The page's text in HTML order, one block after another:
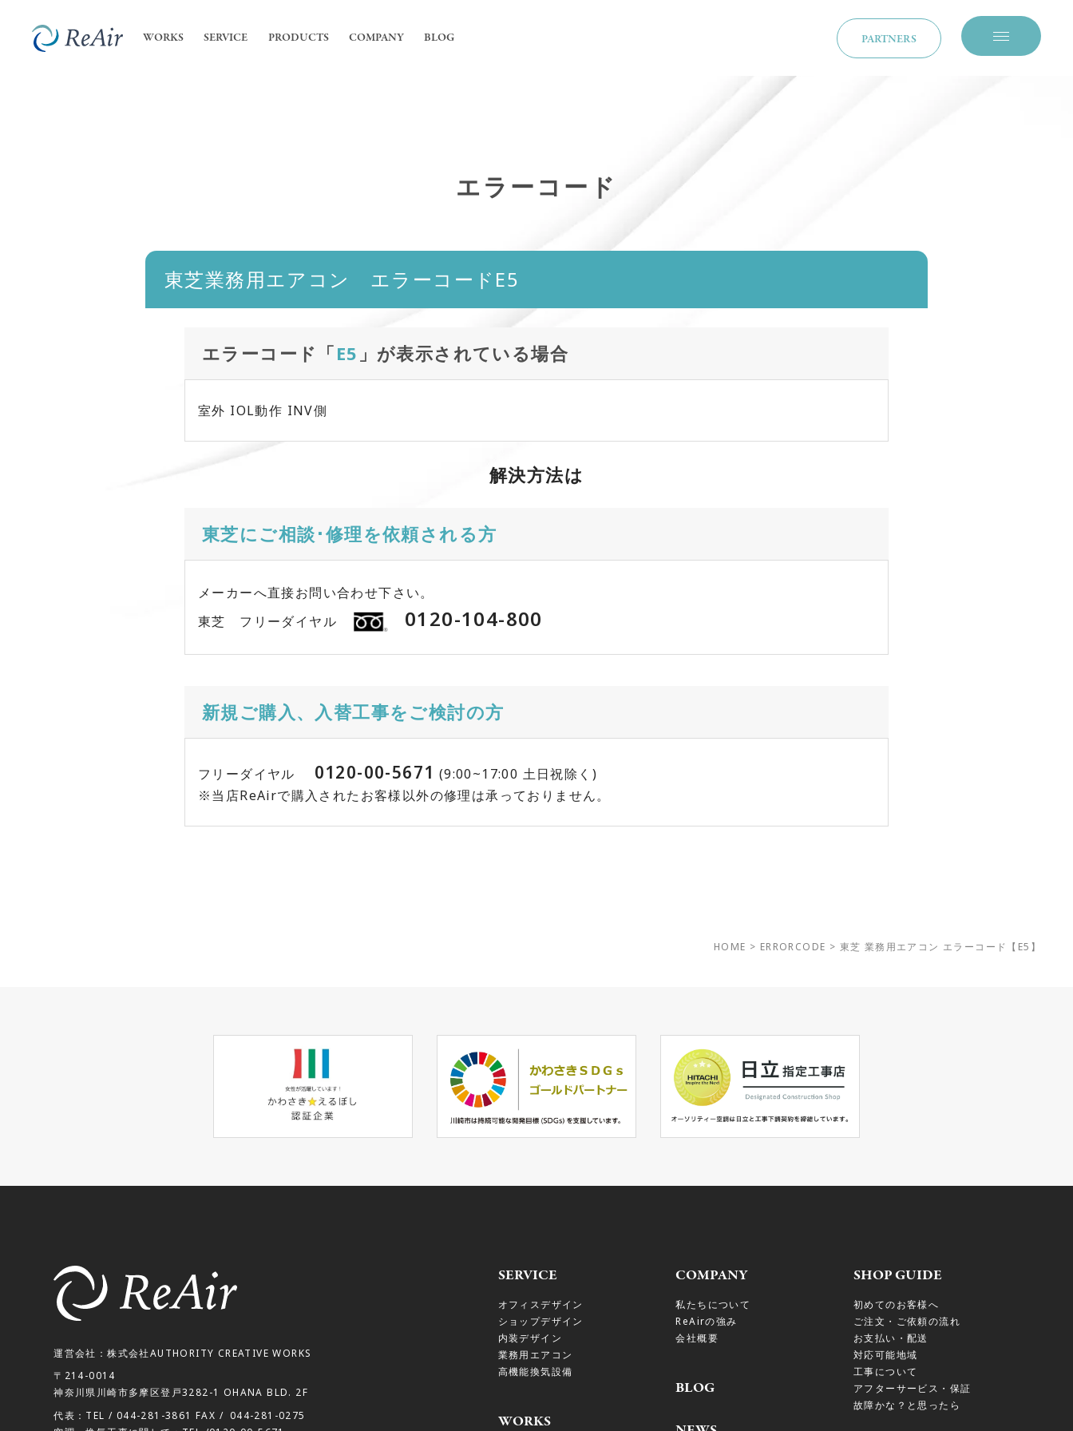
WORKS SERVICE
業務用エアコンの入れ替えや新規設置工事
PRODUCTS COMPANY BLOG PARTNERS
メニューを開閉
エラーコード
東芝業務用エアコン エラーコードE5
エラーコード「E5 」が表示されている場合
室外 IOL動作 INV側
解決方法は
東芝にご相談･修理を依頼される方
メーカーへ直接お問い合わせ下さい。
東芝 フリーダイヤル
0120-104-800
新規ご購入、入替工事をご検討の方
フリーダイヤル 0120-00-5671 (9:00~17:00 土日祝除く)
※当店ReAirで購入されたお客様以外の修理は承っておりません。
HOME > ERRORCODE > 東芝 業務用エアコン エラーコード【E5】
運営会社：株式会社AUTHORITY CREATIVE WORKS
〒214-0014
神奈川県川崎市多摩区登戸3282-1 OHANA BLD. 2F
代表：TEL / 044-281-3861 FAX / 044-281-0275
SERVICE
オフィスデザイン
ショップデザイン
内装デザイン
業務用エアコン
高機能換気設備
WORKS
COMPANY
私たちについて
ReAirの強み
会社概要
BLOG
SHOP GUIDE
初めてのお客様へ
ご注文・ご依頼の流れ
お支払い・配送
対応可能地域
工事について
アフターサービス・保証
故障かな？と思ったら